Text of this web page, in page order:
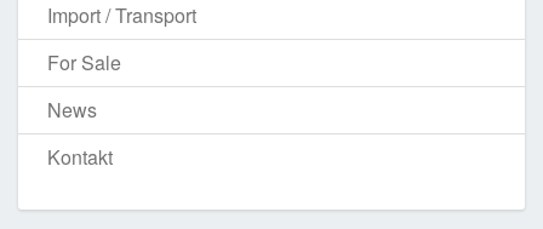
Import / Transport
For Sale
News
Kontakt